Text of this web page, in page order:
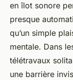
en îlot sonore
presque
qu’un simple
mentale. Dans
télétravaux
une barrière